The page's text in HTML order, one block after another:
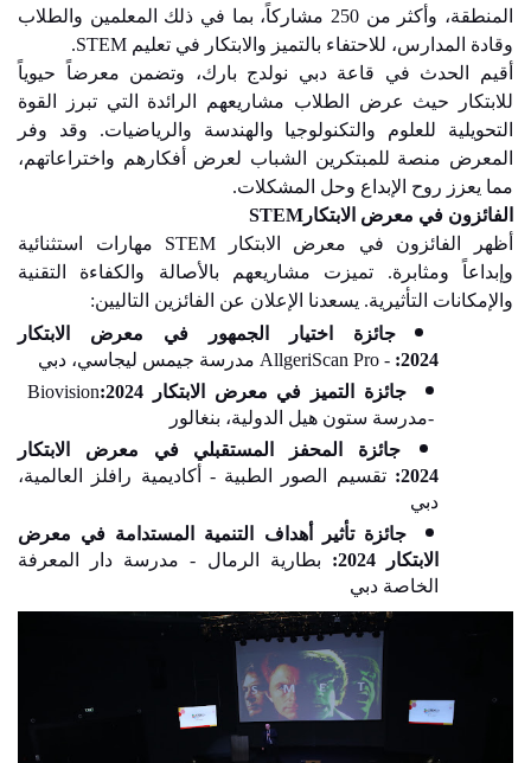
المنطقة، وأكثر من 250 مشاركاً، بما في ذلك المعلمين والطلاب
وقادة المدارس، للاحتفاء بالتميز والابتكار في تعليم STEM
.
أقيم الحدث في قاعة دبي نولدج بارك، وتضمن معرضاً حيوياً
للابتكار حيث عرض الطلاب مشاريعهم الرائدة التي تبرز القوة
التحويلية للعلوم والتكنولوجيا والهندسة والرياضيات. وقد وفر
المعرض منصة للمبتكرين الشباب لعرض أفكارهم واختراعاتهم،
مما يعزز روح الإبداع وحل المشكلات.
الفائزون في معرض الابتكار STEM
أظهر الفائزون في معرض الابتكار
STEM مهارات استثنائية
وإبداعاً ومثابرة. تميزت مشاريعهم بالأصالة والكفاءة التقنية
والإمكانات التأثيرية. يسعدنا الإعلان عن الفائزين التاليين:
جائزة اختيار الجمهور في معرض الابتكار
2024
:
AllgeriScan Pro - مدرسة جيمس ليجاسي، دبي
جائزة التميز في معرض الابتكار 2024
:
Biovision
-مدرسة ستون هيل الدولية، بنغالور
جائزة المحفز المستقبلي في معرض الابتكار
2024
: تقسيم الصور الطبية - أكاديمية رافلز العالمية،
دبي
جائزة تأثير أهداف التنمية المستدامة في معرض
الابتكار 2024
:
بطارية الرمال - مدرسة دار المعرفة
الخاصة دبي